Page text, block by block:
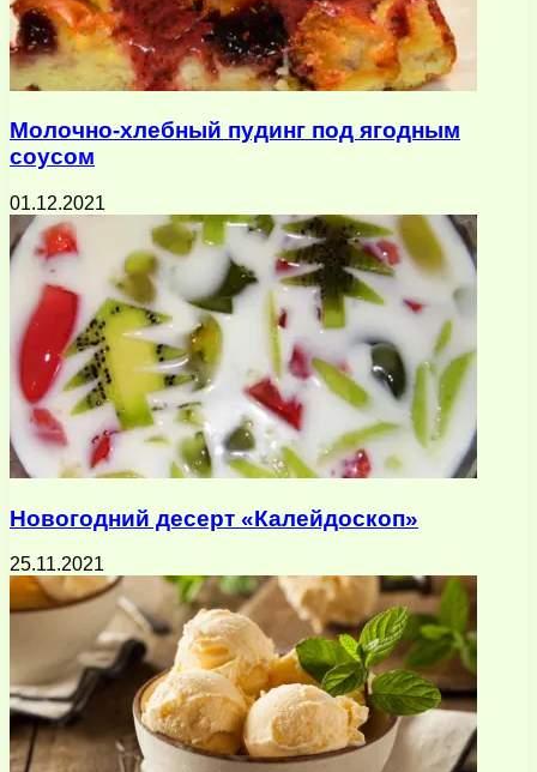
Молочно-хлебный пудинг под ягодным
соусом
01.12.2021
Новогодний десерт «Калейдоскоп»
25.11.2021